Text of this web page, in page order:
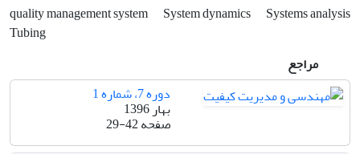
quality management system System dynamics
Systems analysis
Tubing
مراجع
دوره 7، شماره 1
بهار 1396
صفحه29-42